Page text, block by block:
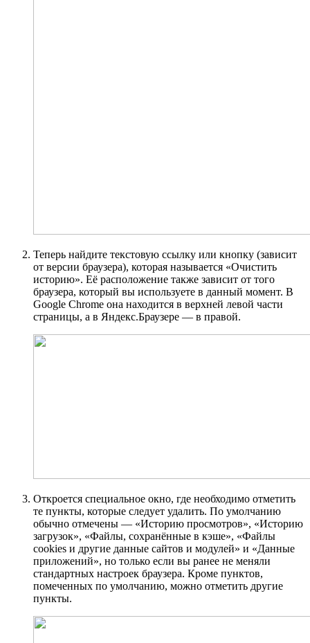
Теперь найдите текстовую ссылку или кнопку (зависит
от версии браузера), которая называется «Очистить
историю». Её расположение также зависит от того
браузера, который вы используете в данный момент. В
Google Chrome она находится в верхней левой части
страницы, а в Яндекс.Браузере — в правой.
Откроется специальное окно, где необходимо отметить
те пункты, которые следует удалить. По умолчанию
обычно отмечены — «Историю просмотров», «Историю
загрузок», «Файлы, сохранённые в кэше», «Файлы
cookies и другие данные сайтов и модулей» и «Данные
приложений», но только если вы ранее не меняли
стандартных настроек браузера. Кроме пунктов,
помеченных по умолчанию, можно отметить другие
пункты.